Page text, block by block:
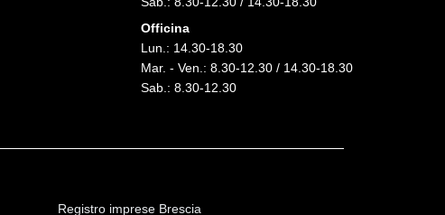
Officina
Lun.: 14.30-18.30
Mar. - Ven.: 8.30-12.30 / 14.30-18.30
Sab.: 8.30-12.30
Registro imprese Brescia